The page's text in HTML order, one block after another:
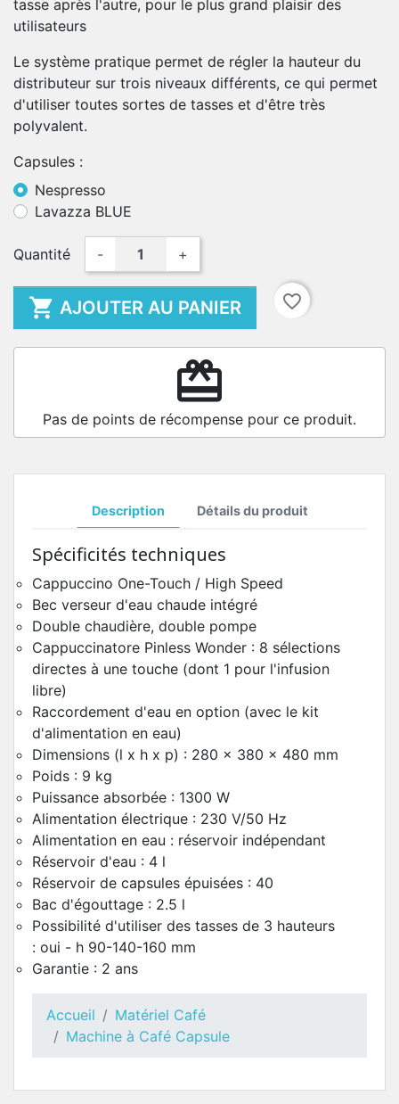
tasse après l'autre, pour le plus grand plaisir des
utilisateurs
Le système pratique permet de régler la hauteur du
distributeur sur trois niveaux différents, ce qui permet
d'utiliser toutes sortes de tasses et d'être très
polyvalent.
Capsules :
Nespresso
Lavazza BLUE
Quantité - +
 AJOUTER AU PANIER favorite_border
redeem
Pas de points de récompense pour ce produit.
Description Détails du produit
Spécificités techniques
Cappuccino One-Touch / High Speed
Bec verseur d'eau chaude intégré
Double chaudière, double pompe
Cappuccinatore Pinless Wonder : 8 sélections
directes à une touche (dont 1 pour l'infusion
libre)
Raccordement d'eau en option (avec le kit
d'alimentation en eau)
Dimensions (l x h x p) : 280 x 380 x 480 mm
Poids : 9 kg
Puissance absorbée : 1300 W
Alimentation électrique : 230 V/50 Hz
Alimentation en eau : réservoir indépendant
Réservoir d'eau : 4 l
Réservoir de capsules épuisées : 40
Bac d'égouttage : 2.5 l
Possibilité d'utiliser des tasses de 3 hauteurs
: oui - h 90-140-160 mm
Garantie : 2 ans
Accueil
Matériel Café
Machine à Café Capsule